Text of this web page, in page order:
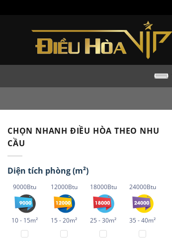
CHỌN NHANH ĐIỀU HÒA THEO NHU
CẦU
Diện tích phòng (m²)
9000Btu
10 - 15m²
12000Btu
15 - 20m²
18000Btu
25 - 30m²
24000Btu
35 - 40m²